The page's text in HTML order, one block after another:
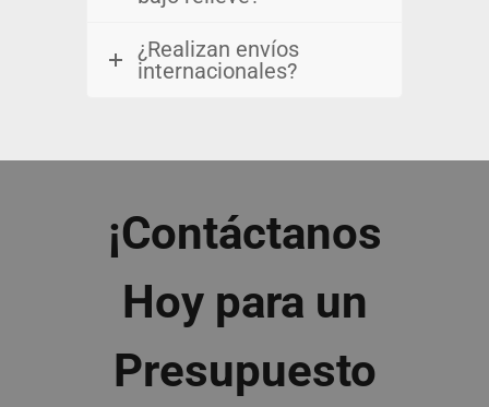
¿Realizan envíos
internacionales?
¡Contáctanos
Hoy para un
Presupuesto